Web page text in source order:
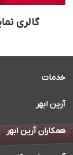
گالری
خدمات
آرین ابهر
همکاران آرین ابهر